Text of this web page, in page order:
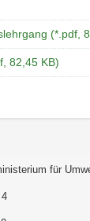
(*.pdf,
82,45 KB)
für